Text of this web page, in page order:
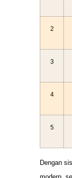
2
3
4
5
Dengan